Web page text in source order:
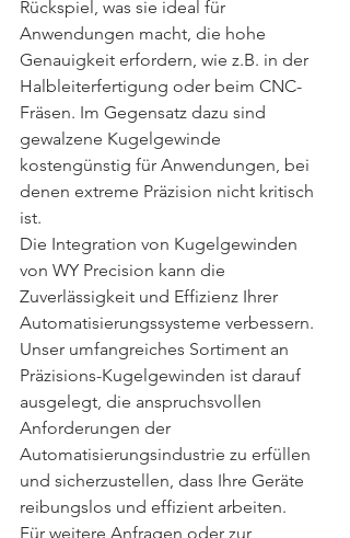
Rückspiel, was sie ideal für
Anwendungen macht, die hohe
Genauigkeit erfordern, wie z.B. in der
Halbleiterfertigung oder beim CNC-
Fräsen. Im Gegensatz dazu sind
gewalzene Kugelgewinde
kostengünstig für Anwendungen, bei
denen extreme Präzision nicht kritisch
ist.
Die Integration von Kugelgewinden
von WY Precision kann die
Zuverlässigkeit und Effizienz Ihrer
Automatisierungssysteme verbessern.
Unser umfangreiches Sortiment an
Präzisions-Kugelgewinden ist darauf
ausgelegt, die anspruchsvollen
Anforderungen der
Automatisierungsindustrie zu erfüllen
und sicherzustellen, dass Ihre Geräte
reibungslos und effizient arbeiten.
Für weitere Anfragen oder zur